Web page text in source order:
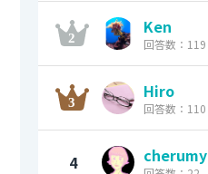
Ken
回答数：119
Hiro
回答数：110
4 cherumy